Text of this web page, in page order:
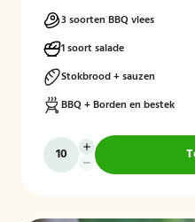
en een frisse fruitsalade, plus
feestplezier.
3 soorten BBQ vlees
1 soort salade
Stokbrood + sauzen
BBQ + Borden en bestek